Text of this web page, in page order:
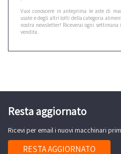
Vuoi conoscere in anteprima le aste di
usate e degli altri lotti della categoria
nostra newsletter! Riceverai ogni
vendita.
Resta aggiornato
Ricevi per email i nuovi macchinari
RESTA AGGIORNATO